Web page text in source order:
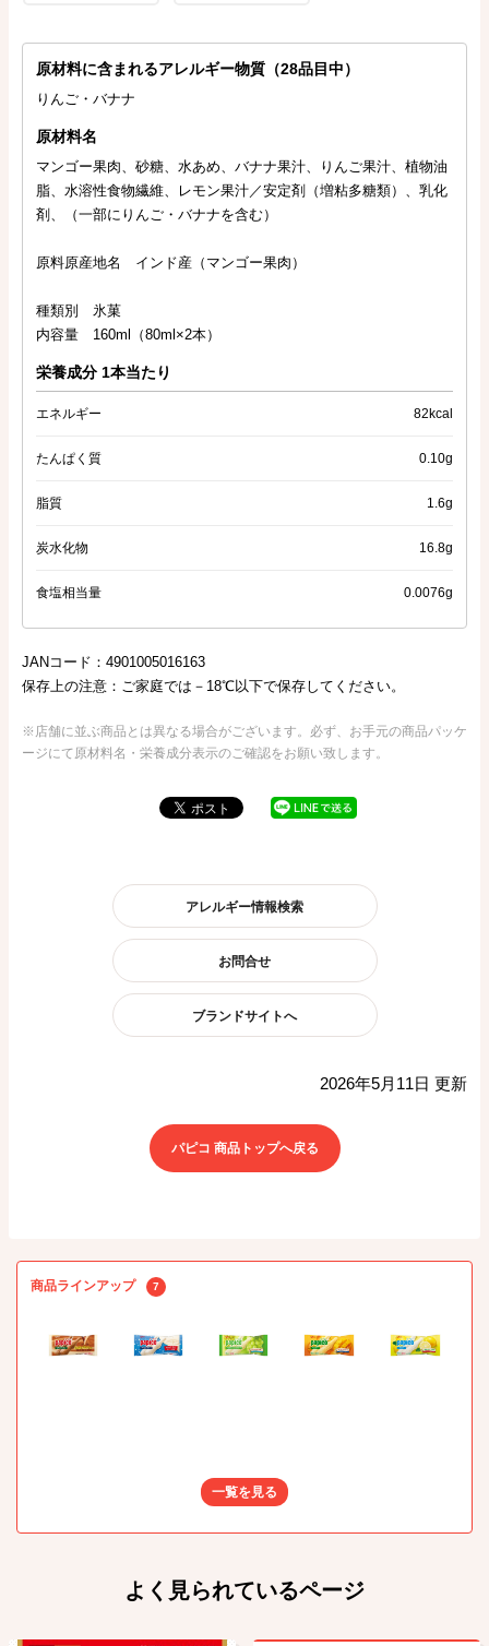
原材料に含まれるアレルギー物質（28品目中）
りんご・バナナ
原材料名
マンゴー果肉、砂糖、水あめ、バナナ果汁、りんご果汁、植物油
脂、水溶性食物繊維、レモン果汁／安定剤（増粘多糖類）、乳化
剤、（一部にりんご・バナナを含む）
原料原産地名 インド産（マンゴー果肉）
種類別 氷菓
内容量 160ml（80ml×2本）
栄養成分 1本当たり
エネルギー 82kcal
たんぱく質 0.10g
脂質 1.6g
炭水化物 16.8g
食塩相当量 0.0076g
JANコード：4901005016163
保存上の注意：ご家庭では－18℃以下で保存してください。
※店舗に並ぶ商品とは異なる場合がございます。必ず、お手元の商品パッケ
ージにて原材料名・栄養成分表示のご確認をお願い致します。
アレルギー情報検索
お問合せ
ブランドサイトへ
2026年5月11日 更新
パピコ 商品トップへ戻る
商品ラインアップ 7
一覧を見る
よく見られているページ